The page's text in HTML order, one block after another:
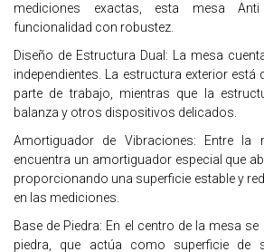
mediciones exactas, esta mesa
funcionalidad con robustez.
Diseño de Estructura Dual: La mesa
independientes. La estructura exterior está
parte de trabajo, mientras que la
balanza y otros dispositivos delicados.
Amortiguador de Vibraciones: Entre
encuentra un amortiguador especial que
proporcionando una superficie estable y
en las mediciones.
Base de Piedra: En el centro de la mesa
piedra, que actúa como superficie de